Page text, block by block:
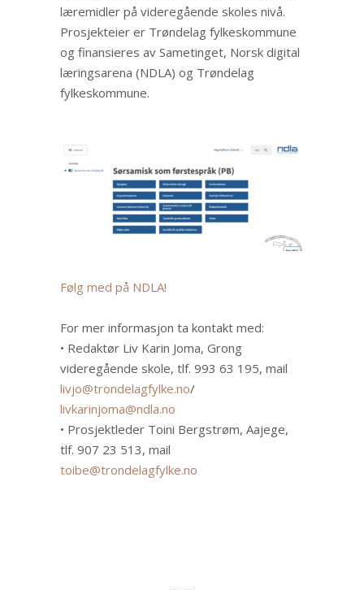
læremidler på videregående skoles nivå.
Prosjekteier er Trøndelag fylkeskommune
og finansieres av Sametinget, Norsk digital
læringsarena (NDLA) og Trøndelag
fylkeskommune.
Følg med på NDLA!
For mer informasjon ta kontakt med:
• Redaktør Liv Karin Joma, Grong
videregående skole, tlf. 993 63 195, mail
livjo@trondelagfylke.no/
livkarinjoma@ndla.no
• Prosjektleder Toini Bergstrøm, Aajege,
tlf. 907 23 513, mail
toibe@trondelagfylke.no